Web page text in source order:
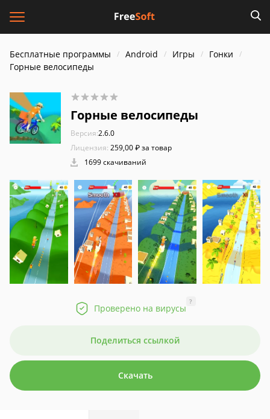
Бесплатные программы Android Игры
Гонки
Горные велосипеды
Горные велосипеды
Версия:2.6.0
Лицензия: 259,00 ₽ за товар
1699 скачиваний
Проверено на вирусы
?
Поделиться ссылкой
Скачать